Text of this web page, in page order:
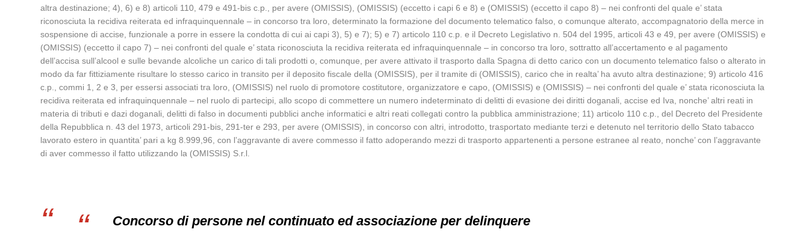
altra destinazione; 4), 6) e 8) articoli 110, 479 e 491-bis c.p., per avere (OMISSIS), (OMISSIS) (eccetto i capi 6 e 8) e (OMISSIS) (eccetto il capo 8) – nei confronti del quale e’ stata
riconosciuta la recidiva reiterata ed infraquinquennale – in concorso tra loro, determinato la formazione del documento telematico falso, o comunque alterato, accompagnatorio della merce in
sospensione di accise, funzionale a porre in essere la condotta di cui ai capi 3), 5) e 7); 5) e 7) articolo 110 c.p. e il Decreto Legislativo n. 504 del 1995, articoli 43 e 49, per avere (OMISSIS) e
(OMISSIS) (eccetto il capo 7) – nei confronti del quale e’ stata riconosciuta la recidiva reiterata ed infraquinquennale – in concorso tra loro, sottratto all’accertamento e al pagamento
dell’accisa sull’alcool e sulle bevande alcoliche un carico di tali prodotti o, comunque, per avere attivato il trasporto dalla Spagna di detto carico con un documento telematico falso o alterato in
modo da far fittiziamente risultare lo stesso carico in transito per il deposito fiscale della (OMISSIS), per il tramite di (OMISSIS), carico che in realta’ ha avuto altra destinazione; 9) articolo 416
c.p., commi 1, 2 e 3, per essersi associati tra loro, (OMISSIS) nel ruolo di promotore costitutore, organizzatore e capo, (OMISSIS) e (OMISSIS) – nei confronti del quale e’ stata riconosciuta la
recidiva reiterata ed infraquinquennale – nel ruolo di partecipi, allo scopo di commettere un numero indeterminato di delitti di evasione dei diritti doganali, accise ed Iva, nonche’ altri reati in
materia di tributi e dazi doganali, delitti di falso in documenti pubblici anche informatici e altri reati collegati contro la pubblica amministrazione; 11) articolo 110 c.p., del Decreto del Presidente
della Repubblica n. 43 del 1973, articoli 291-bis, 291-ter e 293, per avere (OMISSIS), in concorso con altri, introdotto, trasportato mediante terzi e detenuto nel territorio dello Stato tabacco
lavorato estero in quantita’ pari a kg 8.999,96, con l’aggravante di avere commesso il fatto adoperando mezzi di trasporto appartenenti a persone estranee al reato, nonche’ con l’aggravante
di aver commesso il fatto utilizzando la (OMISSIS) S.r.l.
Concorso di persone nel continuato ed associazione per delinquere